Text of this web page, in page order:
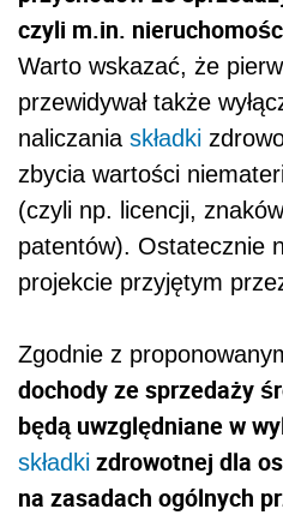
czyli m.in.
Warto wskazać, że
przewidywał także
naliczania składki
zbycia wartości
(czyli np. licencji,
patentów). Ostatecznie
projekcie przyjętym
Zgodnie z
dochody ze sprzedaży
będą uwzględniane w
składki zdrowotnej dla
na zasadach ogólnych